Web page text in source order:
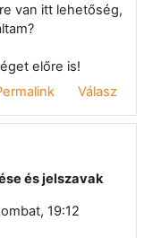
van itt lehetőség,
előre is!
Válasz
és jelszavak
19:12